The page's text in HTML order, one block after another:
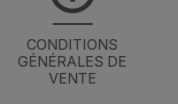
CONDITIONS
GÉNÉRALES DE
VENTE